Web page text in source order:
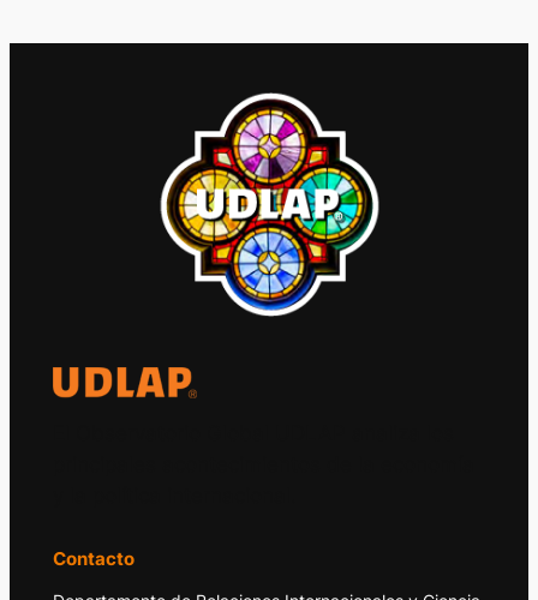
Contacto